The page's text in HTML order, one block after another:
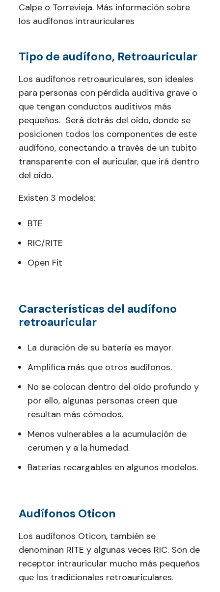
Calpe o Torrevieja. Más información sobre
los audífonos intrauriculares
Tipo de audífono, Retroauricular
Los audífonos retroauriculares, son ideales
para personas con pérdida auditiva grave o
que tengan conductos auditivos más
pequeños. Será detrás del oído, donde se
posicionen todos los componentes de este
audífono, conectando a través de un tubito
transparente con el auricular, que irá dentro
del oído.
Existen 3 modelos:
BTE
RIC/RITE
Open Fit
Características del audífono
retroauricular
La duración de su batería es mayor.
Amplifica más que otros audífonos.
No se colocan dentro del oído profundo y
por ello, algunas personas creen que
resultan más cómodos.
Menos vulnerables a la acumulación de
cerumen y a la humedad.
Baterías recargables en algunos modelos.
Audífonos Oticon
Los audífonos Oticon, también se
denominan RITE y algunas veces RIC. Son de
receptor intrauricular mucho más pequeños
que los tradicionales retroauriculares.